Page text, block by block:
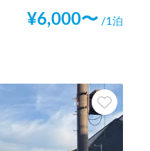
¥6,000〜 /1泊